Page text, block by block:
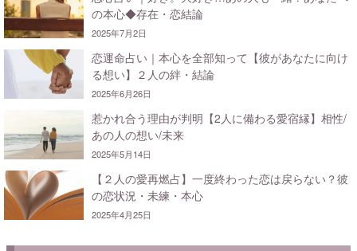
の本心◆存在・恋結論
2025年7月2日
恋運命占い｜本心を全部知って【彼があなたに向け
る想い】２人の絆・結論
2025年6月26日
惹かれ合う理由が判明【2人に備わる愛宿縁】相性/
あの人の想い/未来
2025年5月14日
【２人の愛再燃占】一度終わった恋は戻らない？彼
の恋状況・未練・本心
2025年4月25日